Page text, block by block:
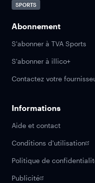
SPORTS
Abonnement
S'abonner à TVA Sports
S'abonner à illico+
Contactez votre
Informations
Aide et contact
Conditions d'utilisation
Politique de
Publicité